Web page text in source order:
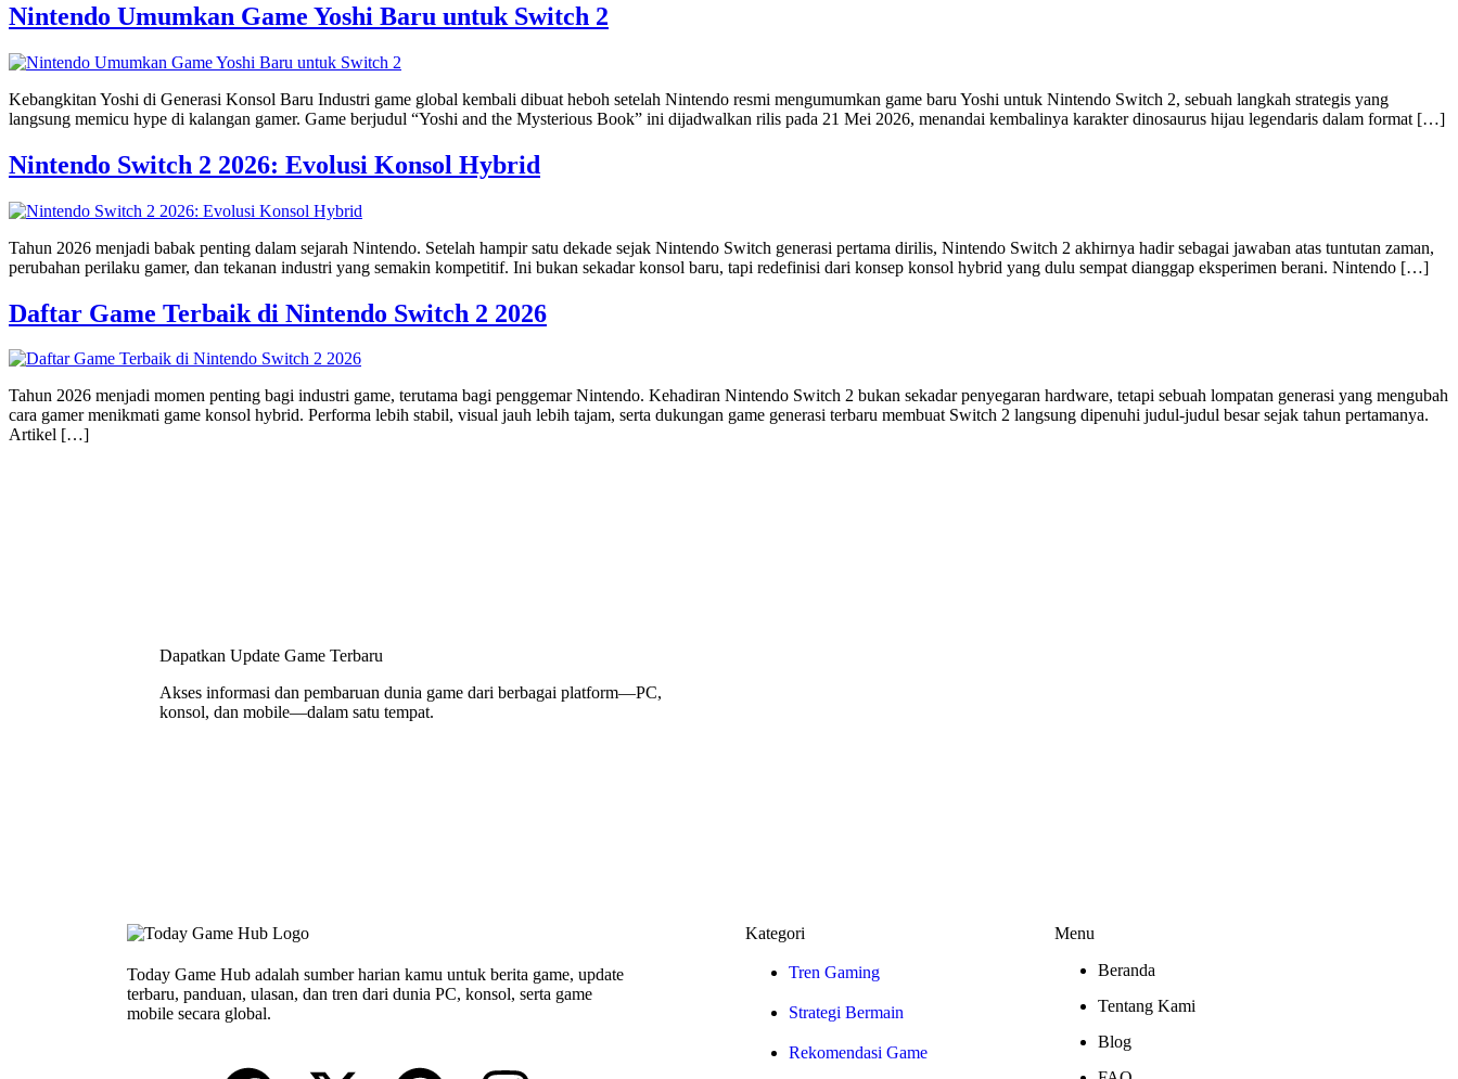
Nintendo Umumkan Game Yoshi Baru untuk Switch 2
Kebangkitan Yoshi di Generasi Konsol Baru Industri game global kembali dibuat heboh setelah Nintendo resmi mengumumkan game baru Yoshi untuk Nintendo Switch 2, sebuah langkah strategis yang
langsung memicu hype di kalangan gamer. Game berjudul “Yoshi and the Mysterious Book” ini dijadwalkan rilis pada 21 Mei 2026, menandai kembalinya karakter dinosaurus hijau legendaris dalam format […]
Nintendo Switch 2 2026: Evolusi Konsol Hybrid
Tahun 2026 menjadi babak penting dalam sejarah Nintendo. Setelah hampir satu dekade sejak Nintendo Switch generasi pertama dirilis, Nintendo Switch 2 akhirnya hadir sebagai jawaban atas tuntutan zaman,
perubahan perilaku gamer, dan tekanan industri yang semakin kompetitif. Ini bukan sekadar konsol baru, tapi redefinisi dari konsep konsol hybrid yang dulu sempat dianggap eksperimen berani. Nintendo […]
Daftar Game Terbaik di Nintendo Switch 2 2026
Tahun 2026 menjadi momen penting bagi industri game, terutama bagi penggemar Nintendo. Kehadiran Nintendo Switch 2 bukan sekadar penyegaran hardware, tetapi sebuah lompatan generasi yang mengubah
cara gamer menikmati game konsol hybrid. Performa lebih stabil, visual jauh lebih tajam, serta dukungan game generasi terbaru membuat Switch 2 langsung dipenuhi judul-judul besar sejak tahun pertamanya.
Artikel […]
Dapatkan Update Game Terbaru
Akses informasi dan pembaruan dunia game dari berbagai platform—PC,
konsol, dan mobile—dalam satu tempat.
Today Game Hub adalah sumber harian kamu untuk berita game, update
terbaru, panduan, ulasan, dan tren dari dunia PC, konsol, serta game
mobile secara global.
Kategori
Tren Gaming
Strategi Bermain
Rekomendasi Game
Menu
Beranda
Tentang Kami
Blog